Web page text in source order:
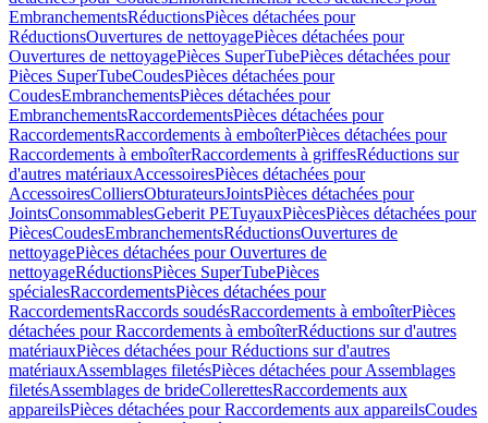
EmbranchementsRéductionsPièces détachées pour
RéductionsOuvertures de nettoyagePièces détachées pour
Ouvertures de nettoyagePièces SuperTubePièces détachées pour
Pièces SuperTubeCoudesPièces détachées pour
CoudesEmbranchementsPièces détachées pour
EmbranchementsRaccordementsPièces détachées pour
RaccordementsRaccordements à emboîterPièces détachées pour
Raccordements à emboîterRaccordements à griffesRéductions sur
d'autres matériauxAccessoiresPièces détachées pour
AccessoiresColliersObturateursJointsPièces détachées pour
JointsConsommablesGeberit PETuyauxPiècesPièces détachées pour
PiècesCoudesEmbranchementsRéductionsOuvertures de
nettoyagePièces détachées pour Ouvertures de
nettoyageRéductionsPièces SuperTubePièces
spécialesRaccordementsPièces détachées pour
RaccordementsRaccords soudésRaccordements à emboîterPièces
détachées pour Raccordements à emboîterRéductions sur d'autres
matériauxPièces détachées pour Réductions sur d'autres
matériauxAssemblages filetésPièces détachées pour Assemblages
filetésAssemblages de brideCollerettesRaccordements aux
appareilsPièces détachées pour Raccordements aux appareilsCoudes